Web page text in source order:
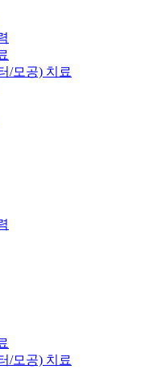
/모공) 치료
/모공) 치료